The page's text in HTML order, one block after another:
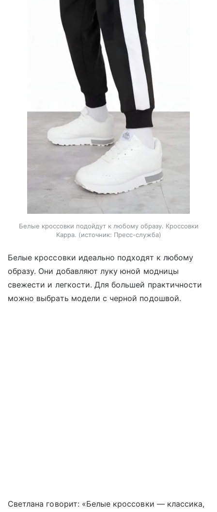
Белые кроссовки подойдут к любому образу. Кроссовки
Kappa.
источник: Пресс-служба
Белые кроссовки идеально подходят к любому
образу. Они добавляют луку юной модницы
свежести и легкости. Для большей практичности
можно выбрать модели с черной подошвой.
Светлана говорит: «Белые кроссовки — классика,